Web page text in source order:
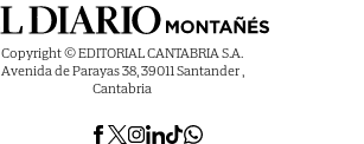
Copyright © EDITORIAL CANTABRIA S.A.
Avenida de Parayas 38, 39011 Santander ,
Cantabria